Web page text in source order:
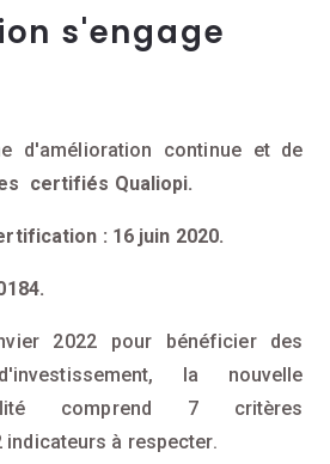
s'engage
d'amélioration continue et de
certifiés Qualiopi.
: 16 juin 2020.
2022 pour bénéficier des
la nouvelle
comprend 7 critères
à respecter.